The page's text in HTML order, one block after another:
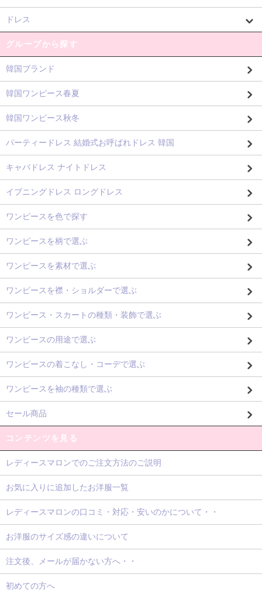
ドレス
グループから探す
韓国ブランド
韓国ワンピース春夏
韓国ワンピース秋冬
パーティードレス 結婚式お呼ばれドレス 韓国
キャバドレス ナイトドレス
イブニングドレス ロングドレス
ワンピースを色で探す
ワンピースを柄で選ぶ
ワンピースを素材で選ぶ
ワンピースを襟・ショルダーで選ぶ
ワンピース・スカートの種類・装飾で選ぶ
ワンピースの用途で選ぶ
ワンピースの着こなし・コーデで選ぶ
ワンピースを袖の種類で選ぶ
セール商品
コンテンツを見る
レディースマロンでのご注文方法のご説明
お気に入りに追加したお洋服一覧
レディースマロンの口コミ・対応・安いのかについて・・
お洋服のサイズ感の違いについて
注文後、メールが届かない方へ・・
初めての方へ